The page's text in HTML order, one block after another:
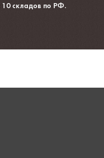
складов по РФ.